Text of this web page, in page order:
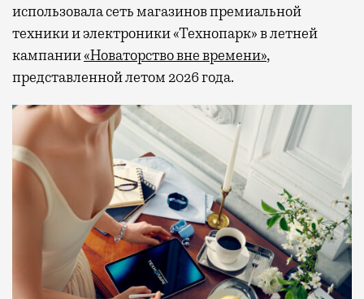
использовала сеть магазинов премиальной
техники и электроники «Технопарк» в летней
кампании«Новаторство вне времени»,
представленной летом 2026 года.